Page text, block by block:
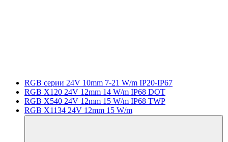
RGB серии 24V 10mm 7-21 W/m IP20-IP67
RGB X120 24V 12mm 14 W/m IP68 DOT
RGB X540 24V 12mm 15 W/m IP68 TWP
RGB X1134 24V 12mm 15 W/m